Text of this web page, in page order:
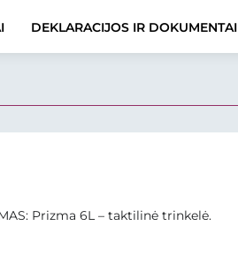
DEKLARACIJOS IR DOKUMENTAI
Prizma 6L – taktilinė trinkelė.